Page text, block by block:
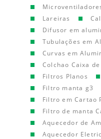
Lareiras
Difusor em
Tubulações em
Curvas em
Colchao Caixa de
Filtros Planos
Filtro manta g3
Filtro em Cartao
Filtro de manta
Aquecedor de
Aquecedor